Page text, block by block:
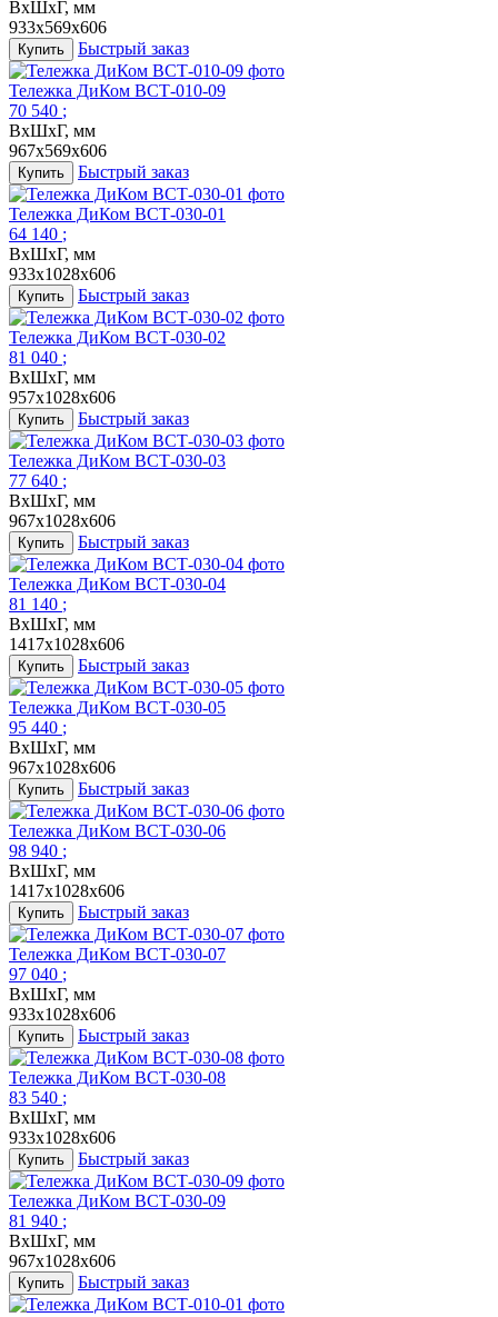
ВxШхГ, мм
933x569x606
Купить Быстрый заказ
Тележка ДиКом ВСТ-010-09
70 540 ;
ВxШхГ, мм
967x569x606
Купить Быстрый заказ
Тележка ДиКом ВСТ-030-01
64 140 ;
ВxШхГ, мм
933x1028x606
Купить Быстрый заказ
Тележка ДиКом ВСТ-030-02
81 040 ;
ВxШхГ, мм
957x1028x606
Купить Быстрый заказ
Тележка ДиКом ВСТ-030-03
77 640 ;
ВxШхГ, мм
967x1028x606
Купить Быстрый заказ
Тележка ДиКом ВСТ-030-04
81 140 ;
ВxШхГ, мм
1417x1028x606
Купить Быстрый заказ
Тележка ДиКом ВСТ-030-05
95 440 ;
ВxШхГ, мм
967x1028x606
Купить Быстрый заказ
Тележка ДиКом ВСТ-030-06
98 940 ;
ВxШхГ, мм
1417x1028x606
Купить Быстрый заказ
Тележка ДиКом ВСТ-030-07
97 040 ;
ВxШхГ, мм
933x1028x606
Купить Быстрый заказ
Тележка ДиКом ВСТ-030-08
83 540 ;
ВxШхГ, мм
933x1028x606
Купить Быстрый заказ
Тележка ДиКом ВСТ-030-09
81 940 ;
ВxШхГ, мм
967x1028x606
Купить Быстрый заказ